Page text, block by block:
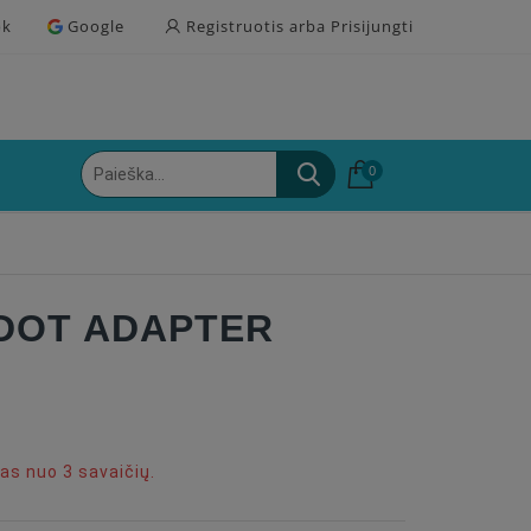
Google Registruotis arba Prisijungti
0
ADAPTER
nuo 3 savaičių.